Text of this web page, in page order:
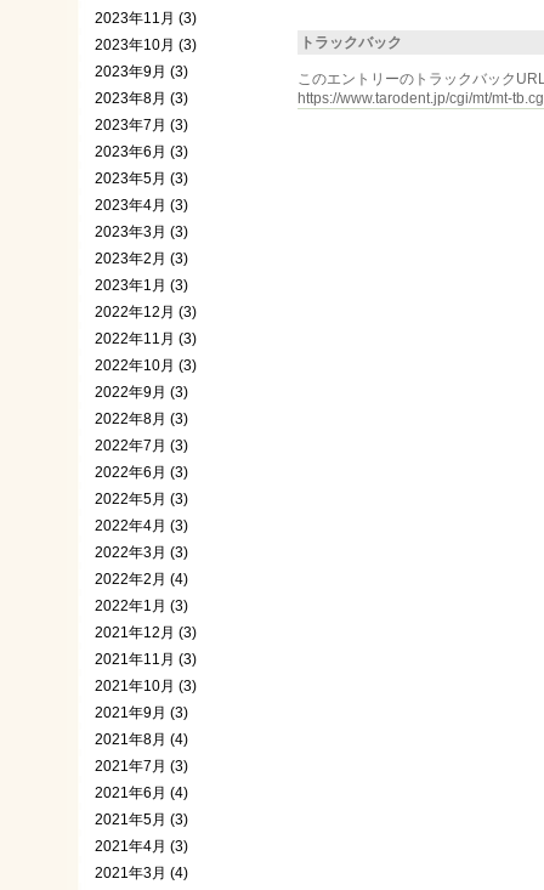
トラックバック
このエントリーのトラックバック
https://www.tarodent.jp/cgi/mt/mt-
2023年11月 (3)
2023年10月 (3)
2023年9月 (3)
2023年8月 (3)
2023年7月 (3)
2023年6月 (3)
2023年5月 (3)
2023年4月 (3)
2023年3月 (3)
2023年2月 (3)
2023年1月 (3)
2022年12月 (3)
2022年11月 (3)
2022年10月 (3)
2022年9月 (3)
2022年8月 (3)
2022年7月 (3)
2022年6月 (3)
2022年5月 (3)
2022年4月 (3)
2022年3月 (3)
2022年2月 (4)
2022年1月 (3)
2021年12月 (3)
2021年11月 (3)
2021年10月 (3)
2021年9月 (3)
2021年8月 (4)
2021年7月 (3)
2021年6月 (4)
2021年5月 (3)
2021年4月 (3)
2021年3月 (4)